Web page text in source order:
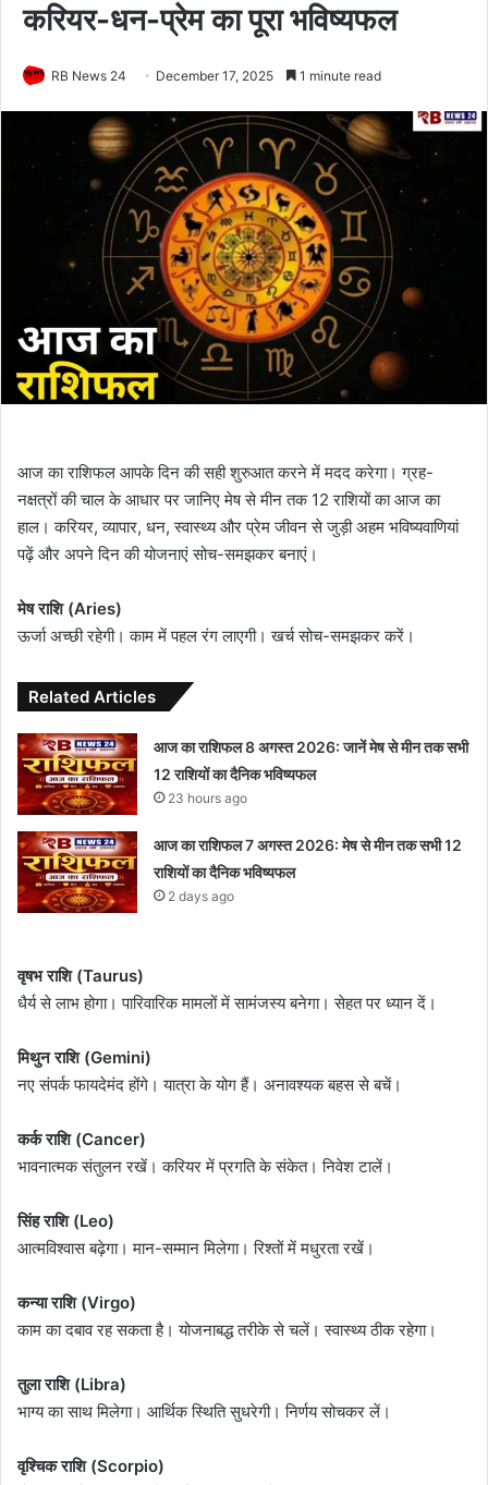
करियर-धन-प्रेम का पूरा भविष्यफल
RB News 24 December 17, 2025 1 minute read
आज का राशिफल आपके दिन की सही शुरुआत करने में मदद करेगा। ग्रह-
नक्षत्रों की चाल के आधार पर जानिए मेष से मीन तक 12 राशियों का आज का
हाल। करियर, व्यापार, धन, स्वास्थ्य और प्रेम जीवन से जुड़ी अहम भविष्यवाणियां
पढ़ें और अपने दिन की योजनाएं सोच-समझकर बनाएं।
मेष राशि (Aries)
ऊर्जा अच्छी रहेगी। काम में पहल रंग लाएगी। खर्च सोच-समझकर करें।
Related Articles
आज का राशिफल 8 अगस्त 2026: जानें मेष से मीन तक सभी
12 राशियों का दैनिक भविष्यफल
23 hours ago
आज का राशिफल 7 अगस्त 2026: मेष से मीन तक सभी 12
राशियों का दैनिक भविष्यफल
2 days ago
वृषभ राशि (Taurus)
धैर्य से लाभ होगा। पारिवारिक मामलों में सामंजस्य बनेगा। सेहत पर ध्यान दें।
मिथुन राशि (Gemini)
नए संपर्क फायदेमंद होंगे। यात्रा के योग हैं। अनावश्यक बहस से बचें।
कर्क राशि (Cancer)
भावनात्मक संतुलन रखें। करियर में प्रगति के संकेत। निवेश टालें।
सिंह राशि (Leo)
आत्मविश्वास बढ़ेगा। मान-सम्मान मिलेगा। रिश्तों में मधुरता रखें।
कन्या राशि (Virgo)
काम का दबाव रह सकता है। योजनाबद्ध तरीके से चलें। स्वास्थ्य ठीक रहेगा।
तुला राशि (Libra)
भाग्य का साथ मिलेगा। आर्थिक स्थिति सुधरेगी। निर्णय सोचकर लें।
वृश्चिक राशि (Scorpio)